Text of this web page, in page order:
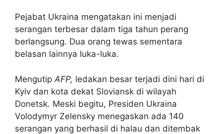
Pejabat Ukraina mengatakan ini menjadi
serangan terbesar dalam tiga tahun perang
berlangsung. Dua orang tewas sementara
belasan lainnya luka-luka.
Mengutip AFP, ledakan besar terjadi dini hari di
Kyiv dan kota dekat Sloviansk di wilayah
Donetsk. Meski begitu, Presiden Ukraina
Volodymyr Zelensky menegaskan ada 140
serangan yang berhasil di halau dan ditembak